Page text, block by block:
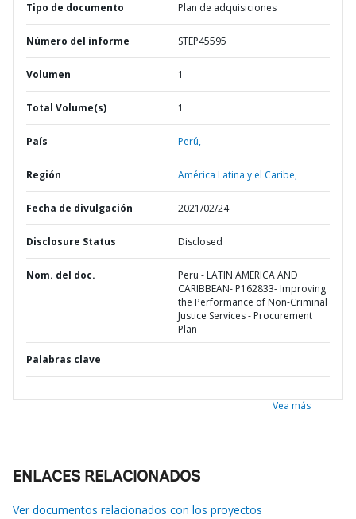
Tipo de documento Plan de adquisiciones
Número del informe STEP45595
Volumen 1
Total Volume(s) 1
País Perú,
Región América Latina y el Caribe,
Fecha de divulgación 2021/02/24
Disclosure Status Disclosed
Nom. del doc.
Peru - LATIN AMERICA AND
CARIBBEAN- P162833- Improving
the Performance of Non-Criminal
Justice Services - Procurement
Plan
Palabras clave
Vea más
ENLACES RELACIONADOS
Ver documentos relacionados con los proyectos